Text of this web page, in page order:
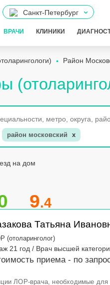
Санкт-Петербург
ВРАЧИ КЛИНИКИ
Район
район московский x
на дом
9.4
Татьяна
(отоларинголог)
21 год / Врач высшей
приема - по
ЛОР-врача, необходимые для